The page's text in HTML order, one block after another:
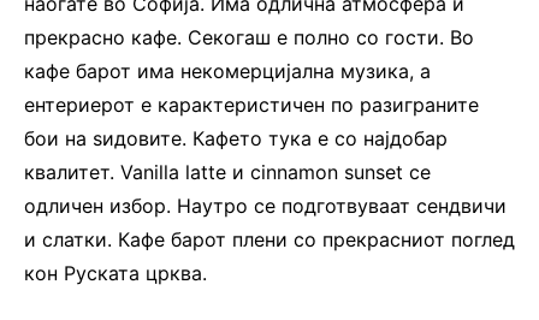
прекрасно кафе. Секогаш е полно со гости. Во
кафе барот има некомерцијална музика, а
ентериерот е карактеристичен по разиграните
бои на ѕидовите. Кафето тука е со најдобар
квалитет. Vanilla latte и cinnamon sunset се
одличен избор. Наутро се подготвуваат сендвичи
и слатки. Кафе барот плени со прекрасниот поглед
кон Руската црква.